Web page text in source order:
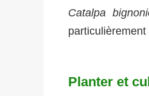
Catalpa
Planter et